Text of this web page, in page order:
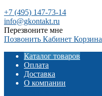
+7 (495) 147-73-14
info@gkontakt.ru
Перезвоните мне
Позвонить Кабинет Корзина
Каталог товаров
Оплата
Доставка
О компании